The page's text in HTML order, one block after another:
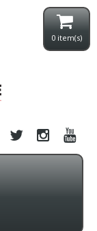
0 item(s)